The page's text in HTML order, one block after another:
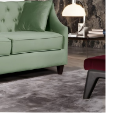
Гродно
Могилев